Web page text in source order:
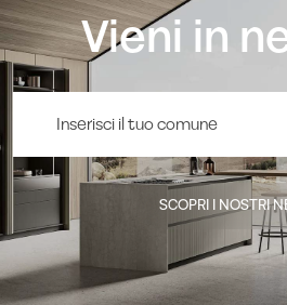
Vieni in
SCOPRI I NOSTRI